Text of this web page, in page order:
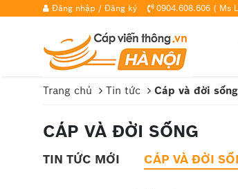
Đăng nhập / Đăng ký 0904.608.606 ( Ms
Trang chủ Tin tức Cáp và đời sống
CÁP VÀ ĐỜI SỐNG
TIN TỨC MỚI CÁP VÀ ĐỜI